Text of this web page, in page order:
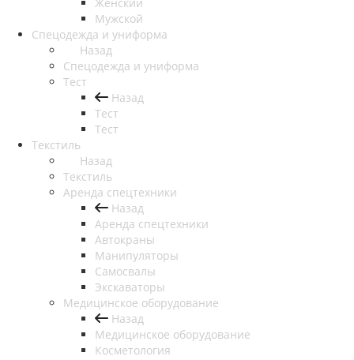
Мужской
Спецодежда и униформа
Назад
Спецодежда и униформа
Тест
Назад
Тест
Тест
Текстиль
Назад
Текстиль
Аренда спецтехники
Назад
Аренда спецтехники
Автокраны
Манипуляторы
Самосвалы
Экскаваторы
Медицинское оборудование
Назад
Медицинское оборудование
Косметология